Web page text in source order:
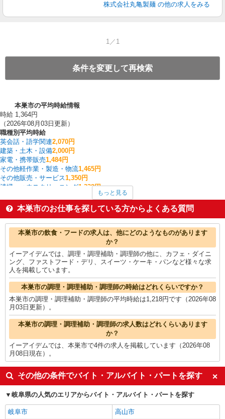
株式会社丸亀製麺 の他の求人をみる
1／1
条件を変更して再検索
本巣市の平均時給情報
時給 1,364円
（2026年08月03日更新）
職種別平均時給
英会話・語学関連2,070円
建築・土木・設備2,000円
家電・携帯販売1,484円
その他軽作業・製造・物流1,465円
その他販売・サービス1,350円
清掃・ハウスクリーニング1,338円
入出庫・商品管理・検品・検査1,301円
食品製造・加工 1,300円
保育スタッフ・ベビーシッター・学童保育1,300円
本巣市の他の職種の平均時給を見る
もっと見る
本巣市のお仕事を探している方からよくある質問
本巣市の飲食・フードの求人は、他にどのようなものがあります
か？
イーアイデムでは、調理・調理補助・調理師の他に、カフェ・ダイニ
ング、ファストフード・デリ、スイーツ・ケーキ・パンなど様々な求
人を掲載しています。
本巣市の調理・調理補助・調理師の時給はどれくらいですか？
本巣市の調理・調理補助・調理師の平均時給は1,218円です（2026年08
月03日更新）。
本巣市の調理・調理補助・調理師の求人数はどれくらいあります
か？
イーアイデムでは、本巣市で4件の求人を掲載しています（2026年08
月08日現在）。
その他の条件でバイト・アルバイト・パートを探す
岐阜県の人気のエリアからバイト・アルバイト・パートを探す
岐阜市
高山市